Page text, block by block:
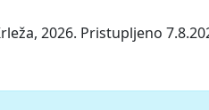
2026. Pristupljeno